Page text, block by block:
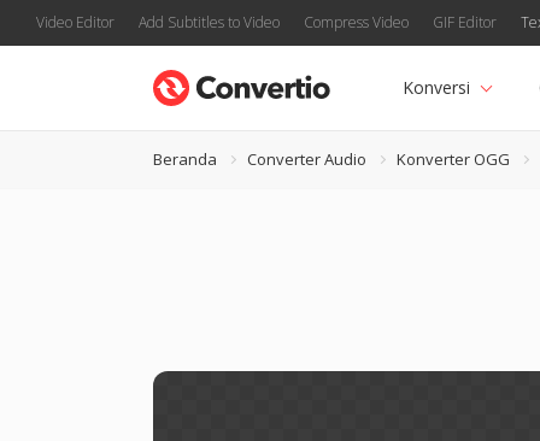
Video Editor Add Subtitles to Video Compress Video GIF Editor
Konversi
Beranda Converter Audio Konverter OGG